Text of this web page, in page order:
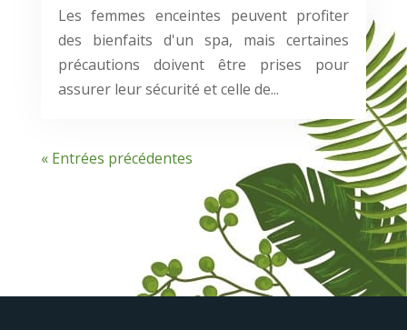
Les femmes enceintes peuvent profiter
des bienfaits d'un spa, mais certaines
précautions doivent être prises pour
assurer leur sécurité et celle de...
« Entrées précédentes